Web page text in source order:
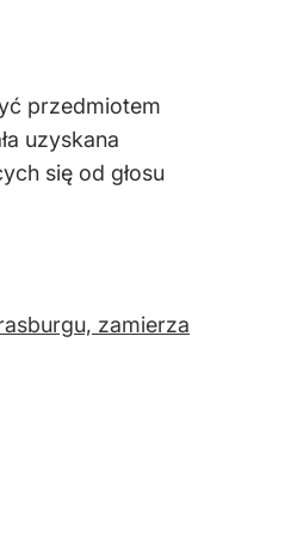
przedmiotem
uzyskana
się od głosu
zamierza